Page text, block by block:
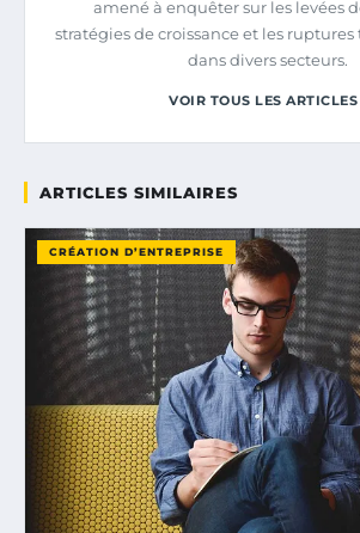
amené à enquêter sur les levées
stratégies de croissance et les
dans divers secteurs.
VOIR TOUS LES ARTICLES
ARTICLES SIMILAIRES
CRÉATION D’ENTREPRISE